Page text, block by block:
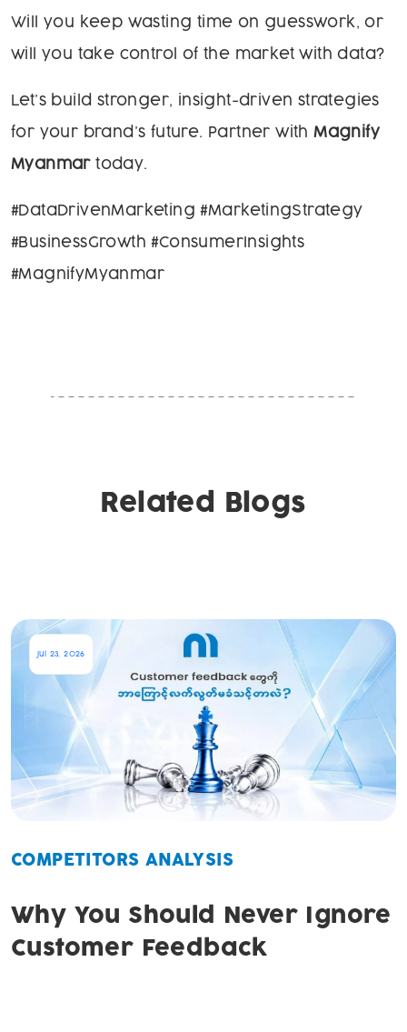
Will you keep wasting time on guesswork, or
will you take control of the market with data?
Let’s build stronger, insight-driven strategies
for your brand’s future. Partner withMagnify
Myanmartoday.
#DataDrivenMarketing #MarketingStrategy
#BusinessGrowth #ConsumerInsights
#MagnifyMyanmar
Related Blogs
Jul 23, 2026
COMPETITORS ANALYSIS
Why You Should Never Ignore
Customer Feedback